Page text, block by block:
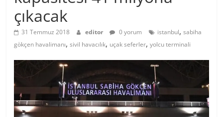
çıkacak
31 Temmuz 2018 editor 0 yorum istanbul,sabiha
gökçen havalimanı,sivil havacılık, uçak seferler,yolcu terminali